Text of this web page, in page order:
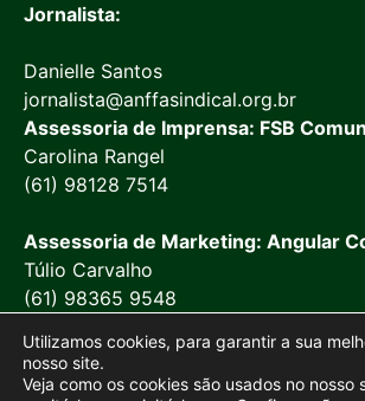
Jornalista:
Danielle Santos
jornalista@anffasindical.org.br
Assessoria de Imprensa: FSB
Carolina Rangel
(61) 98128 7514
Assessoria de Marketing: Angular
Túlio Carvalho
(61) 98365 9548
Utilizamos cookies, para garantir a sua
nosso site.
Veja como os cookies são usados no nosso